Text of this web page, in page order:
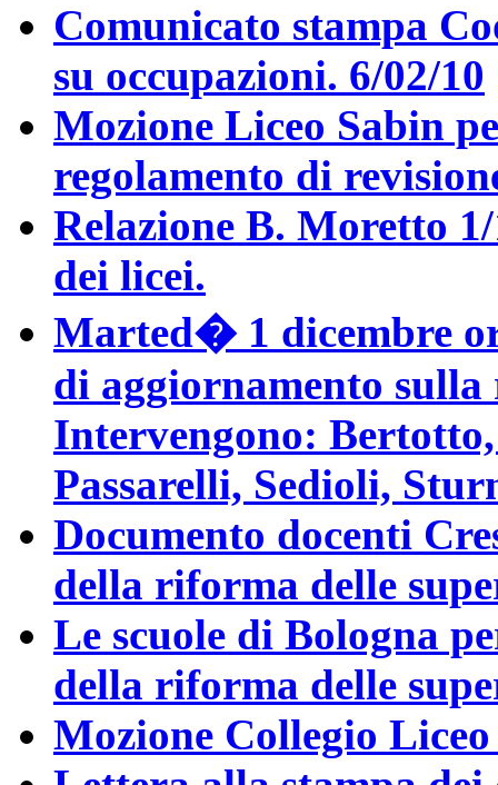
Comunicato stampa
su occupazioni. 6/02/10
Mozione Liceo Sabin
regolamento di
Relazione B. Moretto
dei licei.
Marted� 1 dicembre
di aggiornamento
Intervengono:
Passarelli, Sedioli,
Documento docenti
della riforma delle
Le scuole di Bologna
della riforma delle
Mozione Collegio